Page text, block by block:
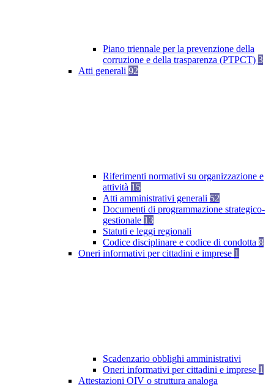
Piano triennale per la prevenzione della
corruzione e della trasparenza (PTPCT) 3
Atti generali 92
Riferimenti normativi su organizzazione e
attività 15
Atti amministrativi generali 52
Documenti di programmazione strategico-
gestionale 13
Statuti e leggi regionali
Codice disciplinare e codice di condotta 8
Oneri informativi per cittadini e imprese 1
Scadenzario obblighi amministrativi
Oneri informativi per cittadini e imprese 1
Attestazioni OIV o struttura analoga